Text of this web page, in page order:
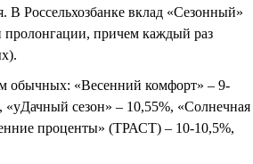
В Россельхозбанке вклад «Сезонный»
пролонгации, причем каждый раз
обычных: «Весенний комфорт» – 9-
сезон» – 10,55%, «Солнечная
проценты» (ТРАСТ) – 10-10,5%,